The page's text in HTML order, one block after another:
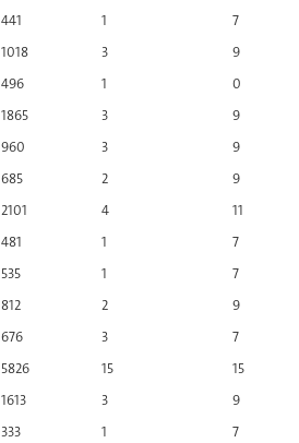
441 1
7
1018 3
9
496 1
0
1865 3
9
960 3
9
685 2
9
2101 4
11
481 1
7
535 1
7
812 2
9
676 3
7
5826 15
15
1613 3
9
333 1
7